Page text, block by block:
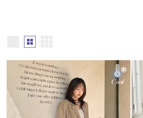
티셔츠
팬츠
셔츠